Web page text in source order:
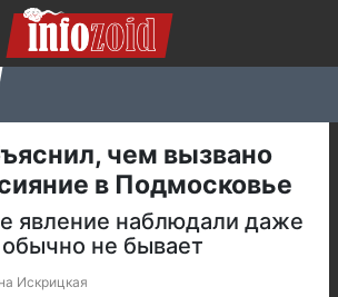
чем вызвано
в Подмосковье
явление наблюдали даже
обычно не бывает
Искрицкая